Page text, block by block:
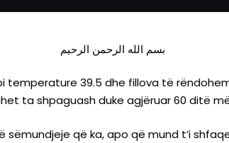
بسم الله الرحمن الرحيم
39.5 dhe fillova të
ta shpaguash duke agjëruar 60 ditë
që ka, apo që mund t’i